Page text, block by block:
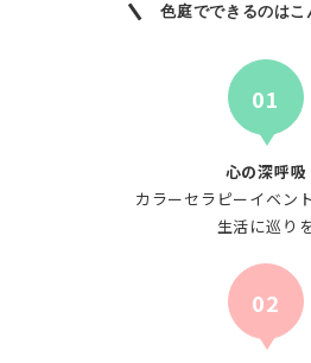
色庭でできるのはこ
01
心の深呼吸
カラーセラピーイベン
生活に巡り
02